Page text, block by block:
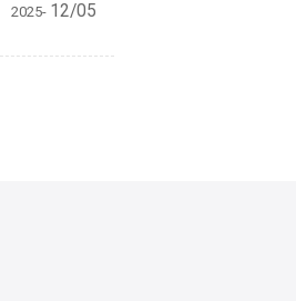
2025- 12/05